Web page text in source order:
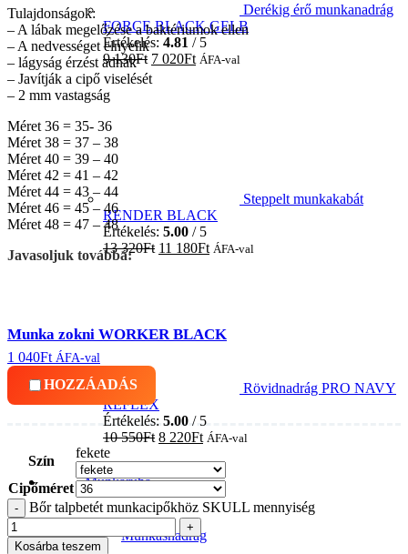
Derékig érő munkanadrág
FORCE BLACK GELB
Értékelés: 4.81 / 5
9 130Ft 7 020Ft ÁFA-val
Steppelt munkakabát
RENDER BLACK
Értékelés: 5.00 / 5
13 320Ft 11 180Ft ÁFA-val
Rövidnadrág PRO NAVY
REFLEX
Értékelés: 5.00 / 5
10 550Ft 8 220Ft ÁFA-val
Munkaruha
Munkásnadrág
Tulajdonságok:
– A lábak megelőzése a baktériumok ellen
– A nedvességet elnyelik
– lágyság érzést adnak
– Javítják a cipő viselését
– 2 mm vastagság
Méret 36 = 35- 36
Méret 38 = 37 – 38
Méret 40 = 39 – 40
Méret 42 = 41 – 42
Méret 44 = 43 – 44
Méret 46 = 45 – 46
Méret 48 = 47 – 48
Javasoljuk továbbá:
Munka zokni WORKER BLACK
1 040Ft ÁFA-val
HOZZÁADÁS
Szín
fekete
Cipőméret
Bőr talpbetét munkacipőkhöz SKULL mennyiség
Kosárba teszem